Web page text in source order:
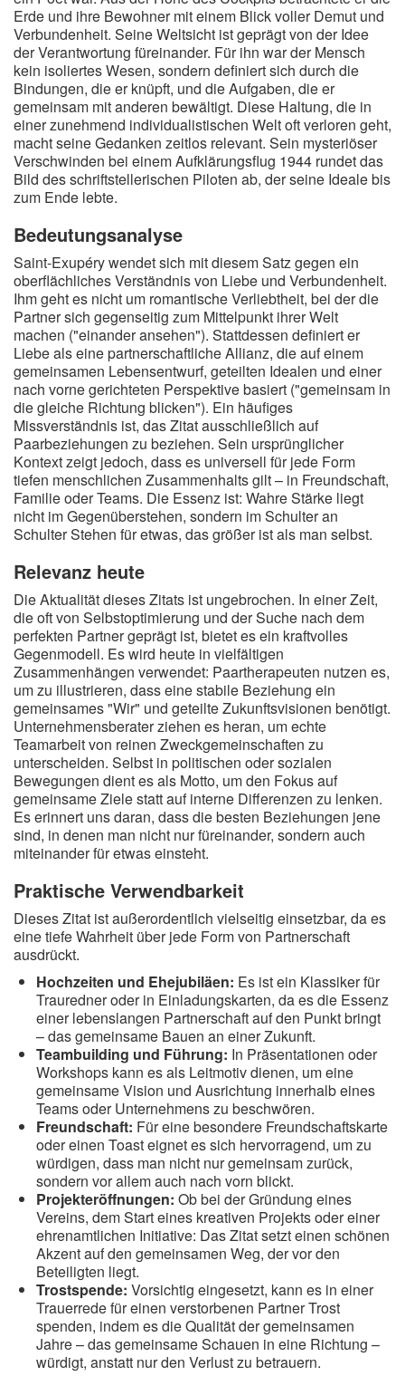
Erde und ihre Bewohner mit einem Blick voller Demut und
Verbundenheit. Seine Weltsicht ist geprägt von der Idee
der Verantwortung füreinander. Für ihn war der Mensch
kein isoliertes Wesen, sondern definiert sich durch die
Bindungen, die er knüpft, und die Aufgaben, die er
gemeinsam mit anderen bewältigt. Diese Haltung, die in
einer zunehmend individualistischen Welt oft verloren geht,
macht seine Gedanken zeitlos relevant. Sein mysteriöser
Verschwinden bei einem Aufklärungsflug 1944 rundet das
Bild des schriftstellerischen Piloten ab, der seine Ideale bis
zum Ende lebte.
Bedeutungsanalyse
Saint-Exupéry wendet sich mit diesem Satz gegen ein
oberflächliches Verständnis von Liebe und Verbundenheit.
Ihm geht es nicht um romantische Verliebtheit, bei der die
Partner sich gegenseitig zum Mittelpunkt ihrer Welt
machen ("einander ansehen"). Stattdessen definiert er
Liebe als eine partnerschaftliche Allianz, die auf einem
gemeinsamen Lebensentwurf, geteilten Idealen und einer
nach vorne gerichteten Perspektive basiert ("gemeinsam in
die gleiche Richtung blicken"). Ein häufiges
Missverständnis ist, das Zitat ausschließlich auf
Paarbeziehungen zu beziehen. Sein ursprünglicher
Kontext zeigt jedoch, dass es universell für jede Form
tiefen menschlichen Zusammenhalts gilt – in Freundschaft,
Familie oder Teams. Die Essenz ist: Wahre Stärke liegt
nicht im Gegenüberstehen, sondern im Schulter an
Schulter Stehen für etwas, das größer ist als man selbst.
Relevanz heute
Die Aktualität dieses Zitats ist ungebrochen. In einer Zeit,
die oft von Selbstoptimierung und der Suche nach dem
perfekten Partner geprägt ist, bietet es ein kraftvolles
Gegenmodell. Es wird heute in vielfältigen
Zusammenhängen verwendet: Paartherapeuten nutzen es,
um zu illustrieren, dass eine stabile Beziehung ein
gemeinsames "Wir" und geteilte Zukunftsvisionen benötigt.
Unternehmensberater ziehen es heran, um echte
Teamarbeit von reinen Zweckgemeinschaften zu
unterscheiden. Selbst in politischen oder sozialen
Bewegungen dient es als Motto, um den Fokus auf
gemeinsame Ziele statt auf interne Differenzen zu lenken.
Es erinnert uns daran, dass die besten Beziehungen jene
sind, in denen man nicht nur füreinander, sondern auch
miteinander für etwas einsteht.
Praktische Verwendbarkeit
Dieses Zitat ist außerordentlich vielseitig einsetzbar, da es
eine tiefe Wahrheit über jede Form von Partnerschaft
ausdrückt.
Hochzeiten und Ehejubiläen: Es ist ein Klassiker für
Trauredner oder in Einladungskarten, da es die Essenz
einer lebenslangen Partnerschaft auf den Punkt bringt
– das gemeinsame Bauen an einer Zukunft.
Teambuilding und Führung: In Präsentationen oder
Workshops kann es als Leitmotiv dienen, um eine
gemeinsame Vision und Ausrichtung innerhalb eines
Teams oder Unternehmens zu beschwören.
Freundschaft: Für eine besondere Freundschaftskarte
oder einen Toast eignet es sich hervorragend, um zu
würdigen, dass man nicht nur gemeinsam zurück,
sondern vor allem auch nach vorn blickt.
Projekteröffnungen: Ob bei der Gründung eines
Vereins, dem Start eines kreativen Projekts oder einer
ehrenamtlichen Initiative: Das Zitat setzt einen schönen
Akzent auf den gemeinsamen Weg, der vor den
Beteiligten liegt.
Trostspende: Vorsichtig eingesetzt, kann es in einer
Trauerrede für einen verstorbenen Partner Trost
spenden, indem es die Qualität der gemeinsamen
Jahre – das gemeinsame Schauen in eine Richtung –
würdigt, anstatt nur den Verlust zu betrauern.